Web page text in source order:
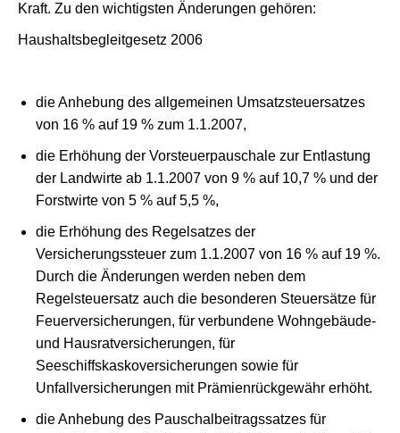
Kraft. Zu den wichtigsten Änderungen gehören:
Haushaltsbegleitgesetz 2006
die Anhebung des allgemeinen Umsatzsteuersatzes
von 16 % auf 19 % zum 1.1.2007,
die Erhöhung der Vorsteuerpauschale zur Entlastung
der Landwirte ab 1.1.2007 von 9 % auf 10,7 % und der
Forstwirte von 5 % auf 5,5 %,
die Erhöhung des Regelsatzes der
Versicherungssteuer zum 1.1.2007 von 16 % auf 19 %.
Durch die Änderungen werden neben dem
Regelsteuersatz auch die besonderen Steuersätze für
Feuerversicherungen, für verbundene Wohngebäude-
und Hausratversicherungen, für
Seeschiffskaskoversicherungen sowie für
Unfallversicherungen mit Prämienrückgewähr erhöht.
die Anhebung des Pauschalbeitragssatzes für